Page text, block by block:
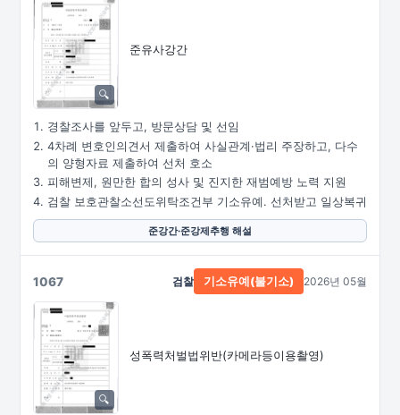
준유사강간
경찰조사를 앞두고, 방문상담 및 선임
4차례 변호인의견서 제출하여 사실관계·법리 주장하고, 다수
의 양형자료 제출하여 선처 호소
피해변제, 원만한 합의 성사 및 진지한 재범예방 노력 지원
검찰 보호관찰소선도위탁조건부 기소유예. 선처받고 일상복귀
준강간·준강제추행 해설
1067
성폭력처벌법위반(카메라등이용촬영)
검찰 기소유예(불기소) 2026년 05월